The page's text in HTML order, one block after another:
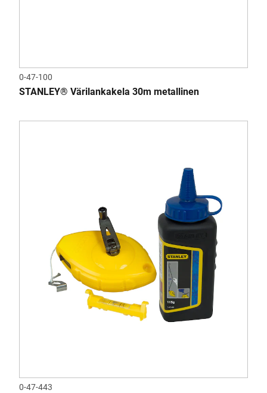
0-47-100
STANLEY® Värilankakela 30m metallinen
0-47-443